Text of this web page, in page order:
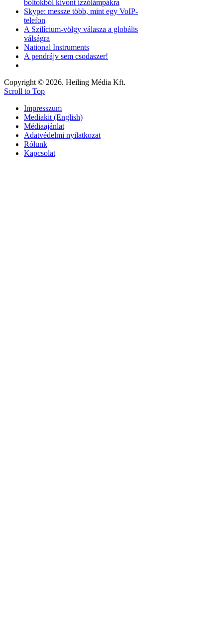
boltokból kivont izzólámpákra
Skype: messze több, mint egy VoIP-
telefon
A Szilícium-völgy válasza a globális
válságra
National Instruments
A pendrájv sem csodaszer!
Copyright © 2026. Heiling Média Kft.
Scroll to Top
Impresszum
Mediakit (English)
Médiaajánlat
Adatvédelmi nyilatkozat
Rólunk
Kapcsolat